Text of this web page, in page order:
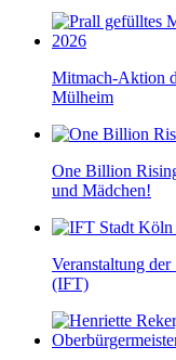
Mitmach-Aktion
Mülheim
One Billion
und Mädchen!
Veranstaltung
(IFT)